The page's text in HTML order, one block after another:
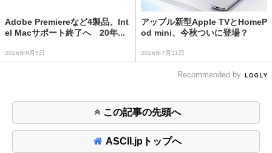
Adobe Premiereなど4製品、Int
el Macサポート終了へ 20年...
2026年8月5日
アップル新型Apple TVとHomeP
od mini、今秋ついに登場？
2026年7月31日
Recommended by
この記事の先頭へ
ASCII.jpトップへ